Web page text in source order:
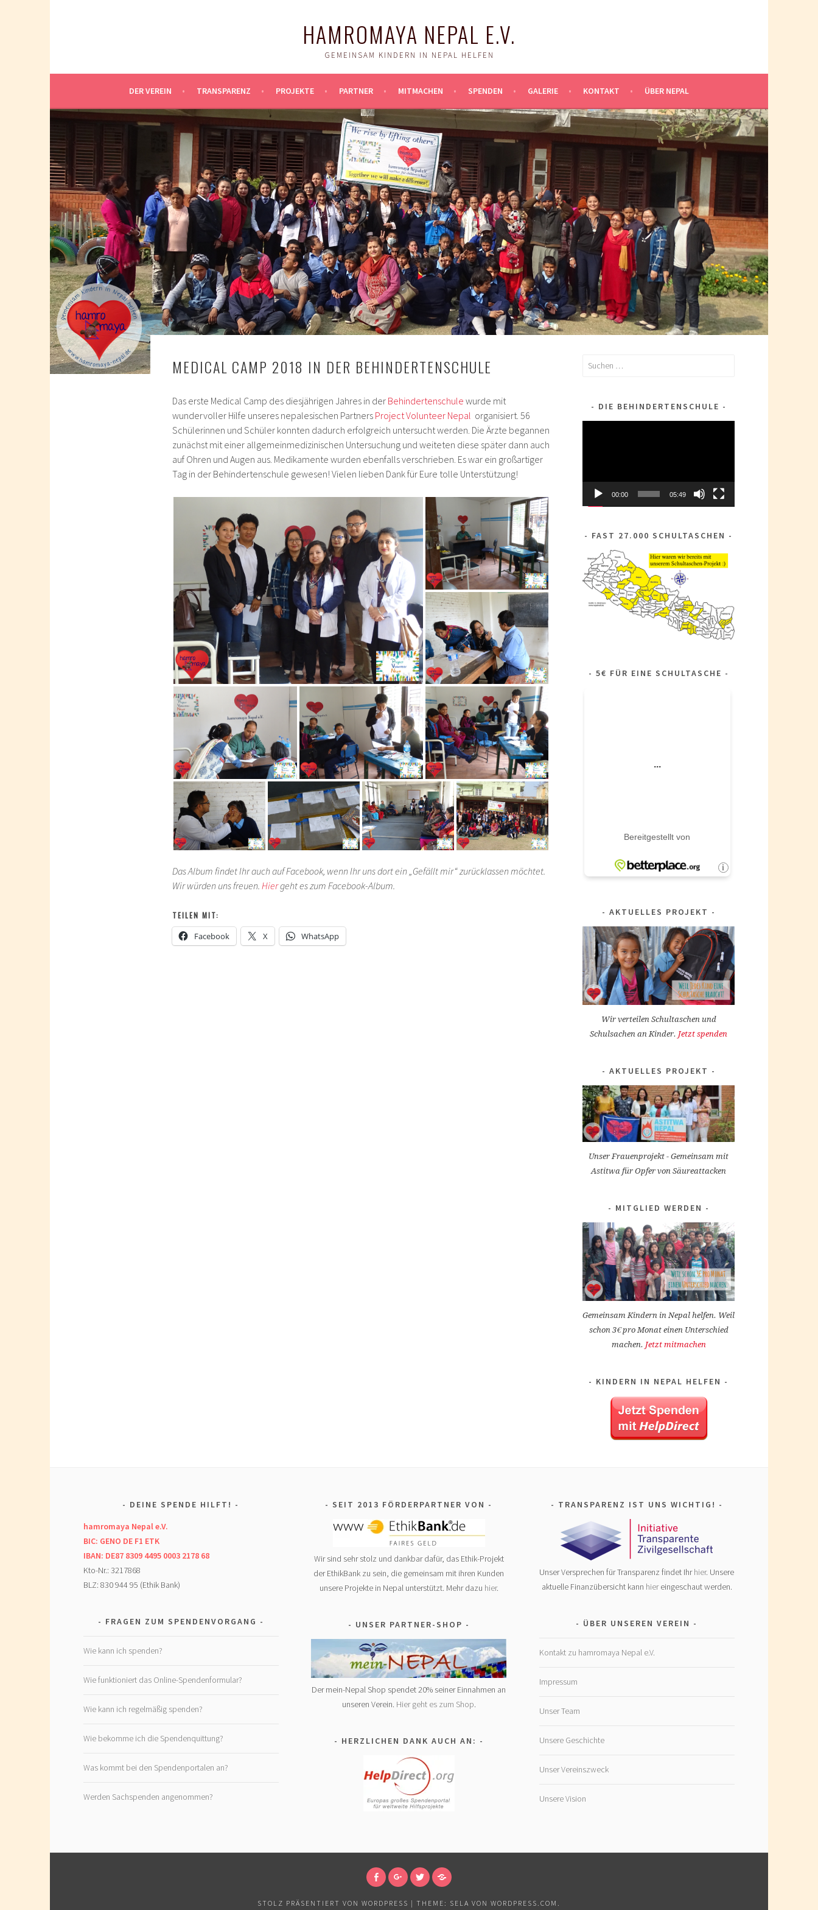
HAMROMAYA NEPAL E.V.
GEMEINSAM KINDERN IN NEPAL HELFEN
DER VEREIN TRANSPARENZ PROJEKTE PARTNER MITMACHEN SPENDEN GALERIE KONTAKT ÜBER NEPAL
MEDICAL CAMP 2018 IN DER BEHINDERTENSCHULE
Das erste Medical Camp des diesjährigen Jahres in der Behindertenschule wurde mit
wundervoller Hilfe unseres nepalesischen Partners Project Volunteer Nepal organisiert. 56
Schülerinnen und Schüler konnten dadurch erfolgreich untersucht werden. Die Ärzte begannen
zunächst mit einer allgemeinmedizinischen Untersuchung und weiteten diese später dann auch
auf Ohren und Augen aus. Medikamente wurden ebenfalls verschrieben. Es war ein großartiger
Tag in der Behindertenschule gewesen! Vielen lieben Dank für Eure tolle Unterstützung!
Das Album findet Ihr auch auf Facebook, wenn Ihr uns dort ein „Gefällt mir“ zurücklassen möchtet.
Wir würden uns freuen. Hiergeht es zum Facebook-Album.
TEILEN MIT:
Facebook X WhatsApp
Suchen
DIE BEHINDERTENSCHULE
00:00 05:49
FAST 27.000 SCHULTASCHEN
5€ FÜR EINE SCHULTASCHE
AKTUELLES PROJEKT
Wir verteilen Schultaschen und
Schulsachen an Kinder. Jetzt spenden
AKTUELLES PROJEKT
Unser Frauenprojekt - Gemeinsam mit
Astitwa für Opfer von Säureattacken
MITGLIED WERDEN
Gemeinsam Kindern in Nepal helfen. Weil
schon 3€ pro Monat einen Unterschied
machen. Jetzt mitmachen
KINDERN IN NEPAL HELFEN
DEINE SPENDE HILFT!
hamromaya Nepal e.V.
BIC: GENO DE F1 ETK
IBAN: DE87 8309 4495 0003 2178 68
Kto-Nr.: 3217868
BLZ: 830 944 95 (Ethik Bank)
FRAGEN ZUM SPENDENVORGANG
Wie kann ich spenden?
Wie funktioniert das Online-Spendenformular?
Wie kann ich regelmäßig spenden?
Wie bekomme ich die Spendenquittung?
Was kommt bei den Spendenportalen an?
Werden Sachspenden angenommen?
SEIT 2013 FÖRDERPARTNER VON
Wir sind sehr stolz und dankbar dafür, das Ethik-Projekt
der EthikBank zu sein, die gemeinsam mit ihren Kunden
unsere Projekte in Nepal unterstützt. Mehr dazu hier.
UNSER PARTNER-SHOP
Der mein-Nepal Shop spendet 20% seiner Einnahmen an
unseren Verein. Hier geht es zum Shop.
HERZLICHEN DANK AUCH AN:
TRANSPARENZ IST UNS WICHTIG!
Unser Versprechen für Transparenz findet Ihrhier. Unsere
aktuelle Finanzübersicht kann hiereingeschaut werden.
ÜBER UNSEREN VEREIN
Kontakt zu hamromaya Nepal e.V.
Impressum
Unser Team
Unsere Geschichte
Unser Vereinszweck
Unsere Vision
UNS
UNS
UNS UNSEREM
STOLZ PRÄSENTIERT VON WORDPRESS | THEME: SELA VON WORDPRESS.COM